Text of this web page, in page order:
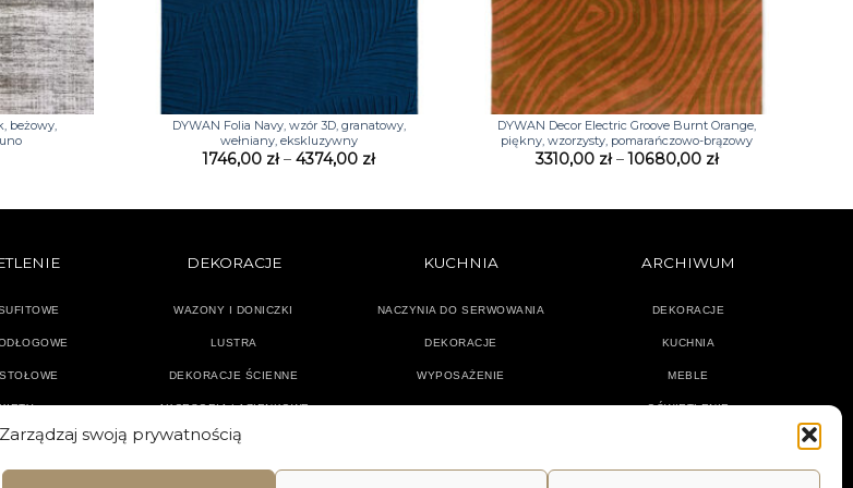
Zarządzaj swoją prywatnością
beżowy,
DYWAN Folia Navy, wzór 3D, granatowy,
wełniany, ekskluzywny
1746,00 zł – 4374,00 złZakres
do
+
DYWAN Decor Electric Groove Burnt Orange,
piękny, wzorzysty, pomarańczowo-brązowy
3310,00 zł – 10680,00 złZakres
do
DEKORACJE
WAZONY I DONICZKI
LUSTRA
DEKORACJE ŚCIENNE
AKCESORIA ŁAZIENKOWE
TEKSTYLIA
DODATKI
KUCHNIA
NACZYNIA DO SERWOWANIA
DEKORACJE
WYPOSAŻENIE
ARCHIWUM
DEKORACJE
KUCHNIA
MEBLE
OŚWIETLENIE